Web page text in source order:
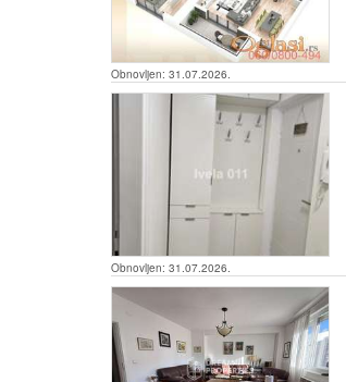
Obnovljen: 31.07.2026.
Obnovljen: 31.07.2026.